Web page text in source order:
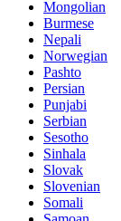
Mongolian
Burmese
Nepali
Norwegian
Pashto
Persian
Punjabi
Serbian
Sesotho
Sinhala
Slovak
Slovenian
Somali